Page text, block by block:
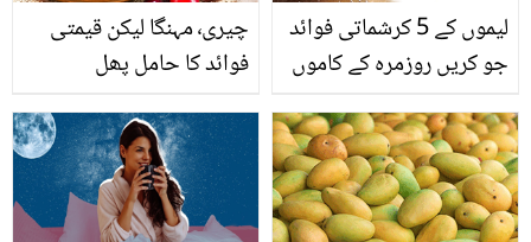
چیری٬ مہنگا لیکن قیمتی
فوائد کا حامل پھل
لیموں کے 5 کرشماتی فوائد
جو کریں روزمرہ کے کاموں
بچائے آپ کے ہزاروں روپے